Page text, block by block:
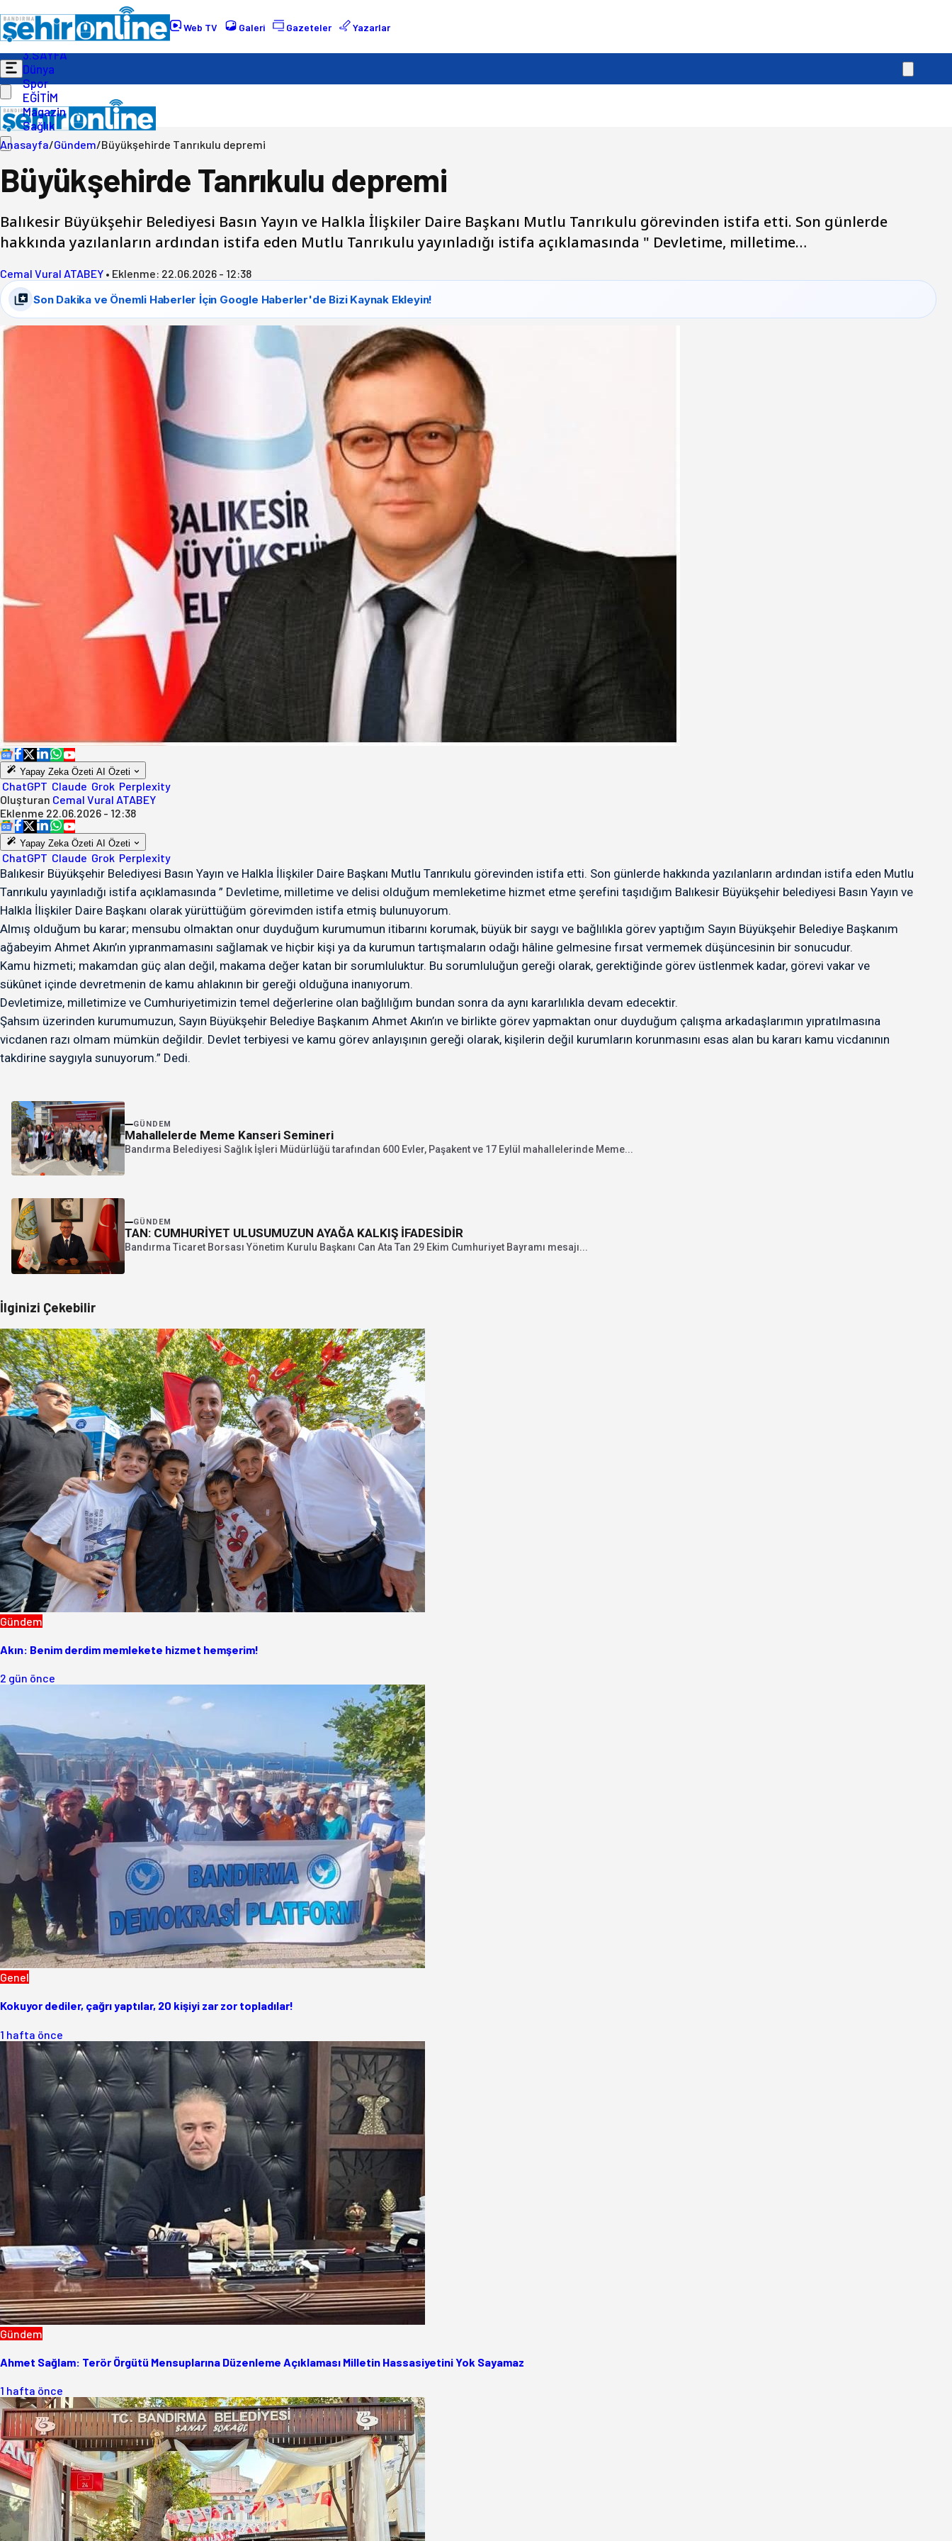
Web TV Galeri Gazeteler Yazarlar
Gündem
Ekonomi
Politika
3.SAYFA
Dünya
Spor
EĞİTİM
Magazin
Sağlık
Anasayfa/Gündem/Büyükşehirde Tanrıkulu depremi
Büyükşehirde Tanrıkulu depremi
Balıkesir Büyükşehir Belediyesi Basın Yayın ve Halkla İlişkiler Daire Başkanı Mutlu Tanrıkulu görevinden istifa etti. Son günlerde
hakkında yazılanların ardından istifa eden Mutlu Tanrıkulu yayınladığı istifa açıklamasında " Devletime, milletime…
Cemal Vural ATABEY • Eklenme: 22.06.2026 - 12:38
Son Dakika ve Önemli Haberler İçin Google Haberler'de Bizi Kaynak Ekleyin!
Yapay Zeka Özeti AI Özeti
ChatGPT Claude Grok Perplexity
Oluşturan Cemal Vural ATABEY
Eklenme 22.06.2026 - 12:38
Yapay Zeka Özeti AI Özeti
ChatGPT Claude Grok Perplexity
Balıkesir Büyükşehir Belediyesi Basın Yayın ve Halkla İlişkiler Daire Başkanı Mutlu Tanrıkulu görevinden istifa etti. Son günlerde hakkında yazılanların ardından istifa eden Mutlu
Tanrıkulu yayınladığı istifa açıklamasında ” Devletime, milletime ve delisi olduğum memleketime hizmet etme şerefini taşıdığım Balıkesir Büyükşehir belediyesi Basın Yayın ve
Halkla İlişkiler Daire Başkanı olarak yürüttüğüm görevimden istifa etmiş bulunuyorum.
Almış olduğum bu karar; mensubu olmaktan onur duyduğum kurumumun itibarını korumak, büyük bir saygı ve bağlılıkla görev yaptığım Sayın Büyükşehir Belediye Başkanım
ağabeyim Ahmet Akın’ın yıpranmamasını sağlamak ve hiçbir kişi ya da kurumun tartışmaların odağı hâline gelmesine fırsat vermemek düşüncesinin bir sonucudur.
Kamu hizmeti; makamdan güç alan değil, makama değer katan bir sorumluluktur. Bu sorumluluğun gereği olarak, gerektiğinde görev üstlenmek kadar, görevi vakar ve
sükûnet içinde devretmenin de kamu ahlakının bir gereği olduğuna inanıyorum.
Devletimize, milletimize ve Cumhuriyetimizin temel değerlerine olan bağlılığım bundan sonra da aynı kararlılıkla devam edecektir.
Şahsım üzerinden kurumumuzun, Sayın Büyükşehir Belediye Başkanım Ahmet Akın’ın ve birlikte görev yapmaktan onur duyduğum çalışma arkadaşlarımın yıpratılmasına
vicdanen razı olmam mümkün değildir. Devlet terbiyesi ve kamu görev anlayışının gereği olarak, kişilerin değil kurumların korunmasını esas alan bu kararı kamu vicdanının
takdirine saygıyla sunuyorum.” Dedi.
GÜNDEM
Mahallelerde Meme Kanseri Semineri
Bandırma Belediyesi Sağlık İşleri Müdürlüğü tarafından 600 Evler, Paşakent ve 17 Eylül mahallelerinde Meme...
GÜNDEM
TAN: CUMHURİYET ULUSUMUZUN AYAĞA KALKIŞ İFADESİDİR
Bandırma Ticaret Borsası Yönetim Kurulu Başkanı Can Ata Tan 29 Ekim Cumhuriyet Bayramı mesajı...
İlginizi Çekebilir
Gündem
Akın: Benim derdim memlekete hizmet hemşerim!
2 gün önce
Genel
Kokuyor dediler, çağrı yaptılar, 20 kişiyi zar zor topladılar!
1 hafta önce
Gündem
Ahmet Sağlam: Terör Örgütü Mensuplarına Düzenleme Açıklaması Milletin Hassasiyetini Yok Sayamaz
1 hafta önce